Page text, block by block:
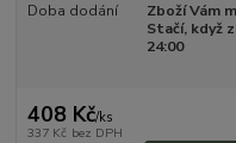
Doba dodání
Zboží Vám
Stačí, když
24:00
408 Kč/ks
337 Kč bez DPH